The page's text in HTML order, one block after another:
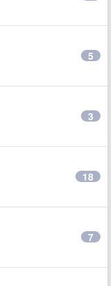
5
3
18
7